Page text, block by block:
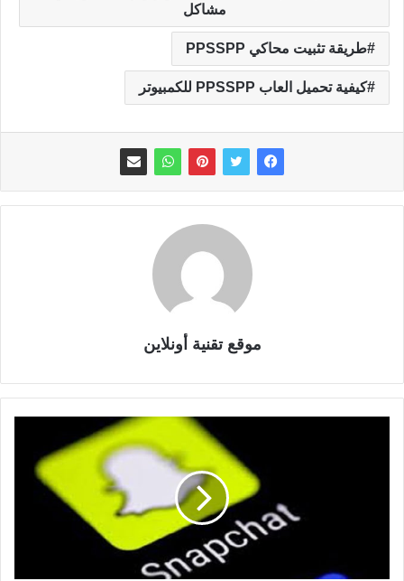
مشاكل
طريقة تثبيت محاكي PPSSPP
كيفية تحميل العاب PPSSPP للكمبيوتر
موقع تقنية أونلاين